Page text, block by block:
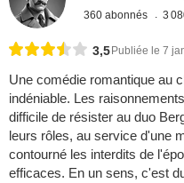
360 abonnés 3
3,5 Publiée le 7
Une comédie romantique au
indéniable. Les
difficile de résister au duo
leurs rôles, au service d'une
contourné les interdits de
efficaces. En un sens, c'est